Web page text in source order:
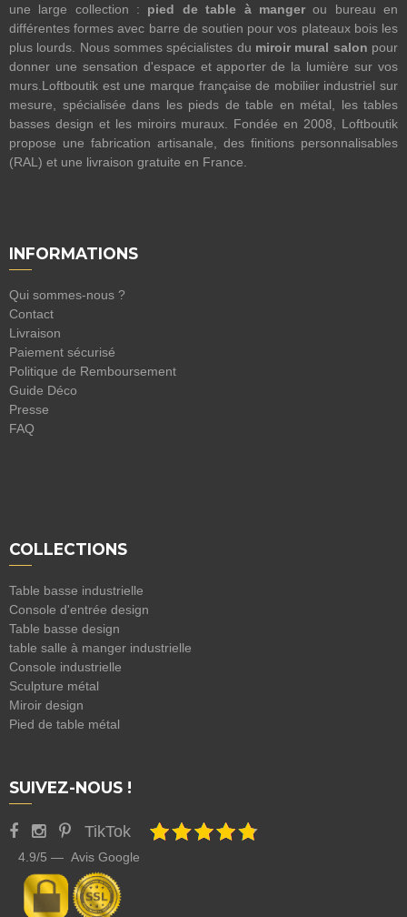
une large collection : pied de table à mangerou bureau en
différentes formes avec barre de soutien pour vos plateaux bois les
plus lourds. Nous sommes spécialistes du miroir mural salon pour
donner une sensation d'espace et apporter de la lumière sur vos
murs.Loftboutik est une marque française de mobilier industriel sur
mesure, spécialisée dans les pieds de table en métal, les tables
basses design et les miroirs muraux. Fondée en 2008, Loftboutik
propose une fabrication artisanale, des finitions personnalisables
(RAL) et une livraison gratuite en France.
INFORMATIONS
Qui sommes-nous ?
Contact
Livraison
Paiement sécurisé
Politique de Remboursement
Guide Déco
Presse
FAQ
COLLECTIONS
Table basse industrielle
Console d'entrée design
Table basse design
table salle à manger industrielle
Console industrielle
Sculpture métal
Miroir design
Pied de table métal
SUIVEZ-NOUS !
TikTok
4.9/5 — Avis Google